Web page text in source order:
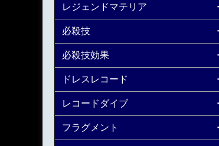
レジェンドマテリア
必殺技
必殺技効果
ドレスレコード
レコードダイブ
フラグメント